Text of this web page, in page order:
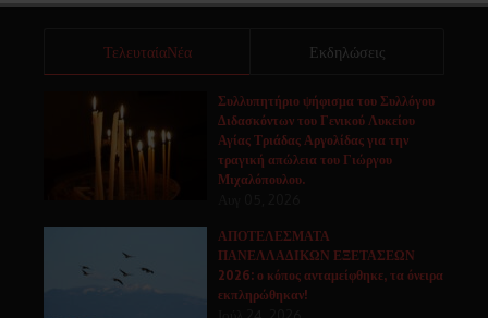
ΤελευταίαΝέα Εκδηλώσεις
Συλλυπητήριο ψήφισμα του Συλλόγου
Διδασκόντων του Γενικού Λυκείου
Αγίας Τριάδας Αργολίδας για την
τραγική απώλεια του Γιώργου
Μιχαλόπουλου.
ΑΠΟΤΕΛΕΣΜΑΤΑ
ΠΑΝΕΛΛΑΔΙΚΩΝ ΕΞΕΤΑΣΕΩΝ
2026: ο κόπος ανταμείφθηκε, τα όνειρα
εκπληρώθηκαν!